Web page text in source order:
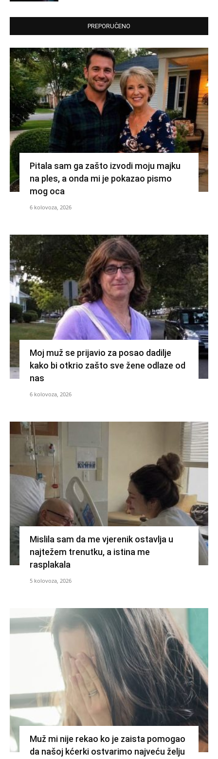
PREPORUČENO
Pitala sam ga zašto izvodi moju majku
na ples, a onda mi je pokazao pismo
mog oca
6 kolovoza, 2026
Moj muž se prijavio za posao dadilje
kako bi otkrio zašto sve žene odlaze od
nas
6 kolovoza, 2026
Mislila sam da me vjerenik ostavlja u
najtežem trenutku, a istina me
rasplakala
5 kolovoza, 2026
Muž mi nije rekao ko je zaista pomogao
da našoj kćerki ostvarimo najveću želju